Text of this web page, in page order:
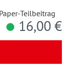
Teilbeitrag
16,00 €